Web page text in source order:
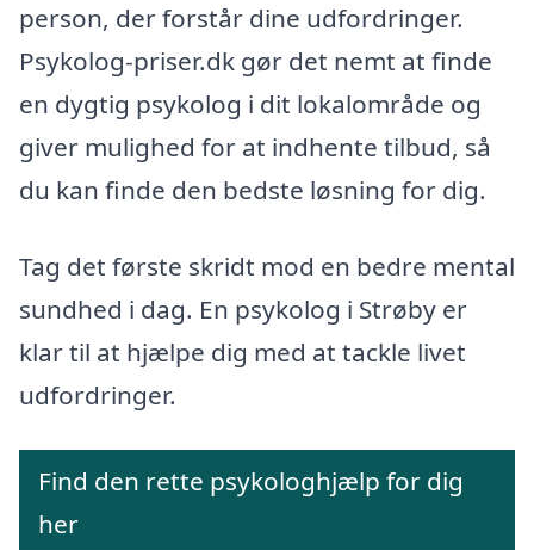
person, der forstår dine udfordringer.
Psykolog-priser.dk gør det nemt at finde
en dygtig psykolog i dit lokalområde og
giver mulighed for at indhente tilbud, så
du kan finde den bedste løsning for dig.
Tag det første skridt mod en bedre mental
sundhed i dag. En psykolog i Strøby er
klar til at hjælpe dig med at tackle livet
udfordringer.
Find den rette psykologhjælp for dig
her